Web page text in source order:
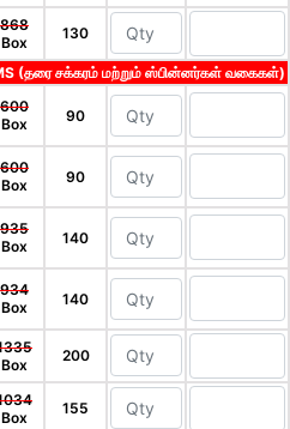
868
Box
130
(தரை சக்கரம் மற்றும் ஸ்பின்னர்கள் வகைகள்)
600
Box
90
600
Box
90
935
Box
140
934
Box
140
Box
200
Box
155